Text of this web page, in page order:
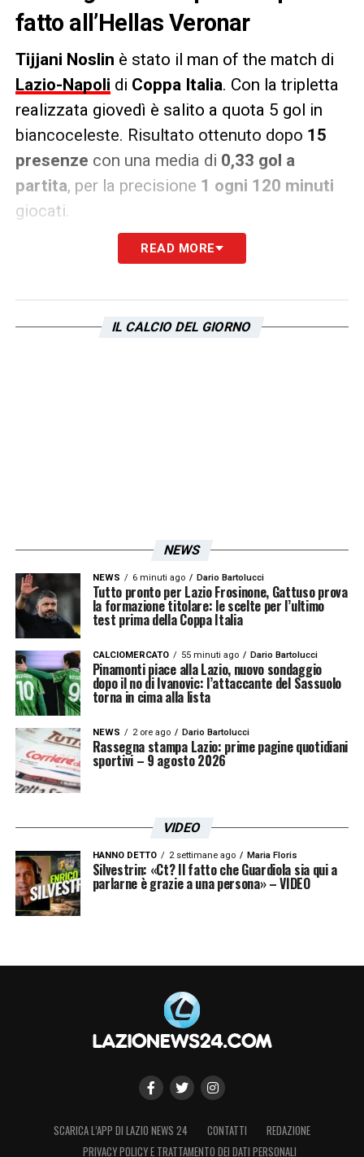
fatto all’Hellas Veronar
Tijjani Noslin è stato il man of the match di
Lazio-Napoli di Coppa Italia. Con la tripletta
realizzata giovedì è salito a quota 5 gol in
biancoceleste. Risultato ottenuto dopo 15
presenze con una media di 0,33 gol a
partita, per la precisione 1 ogni 120 minuti
giocati.
L’attaccante olandese si è migliorato
in termini realizzativi. In maglia gialloblù ha
infatti realizzato5 retiinSerie A in17 gare.
READ MORE
IL CALCIO DEL GIORNO
NEWS
NEWS 6 minuti ago Dario Bartolucci
Tutto pronto per Lazio Frosinone, Gattuso prova
la formazione titolare: le scelte per l’ultimo
test prima della Coppa Italia
CALCIOMERCATO 55 minuti ago Dario Bartolucci
Pinamonti piace alla Lazio, nuovo sondaggio
dopo il no di Ivanovic: l’attaccante del Sassuolo
torna in cima alla lista
NEWS 2 ore ago Dario Bartolucci
Rassegna stampa Lazio: prime pagine quotidiani
sportivi – 9 agosto 2026
VIDEO
HANNO DETTO 2 settimane ago Maria Floris
Silvestrin: «Ct? Il fatto che Guardiola sia qui a
parlarne è grazie a una persona» – VIDEO
SCARICA L’APP DI LAZIO NEWS 24 CONTATTI
REDAZIONE
PRIVACY POLICY E TRATTAMENTO DEI DATI PERSONALI